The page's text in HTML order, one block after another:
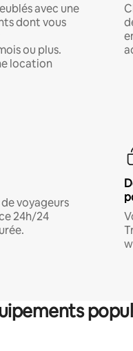
avec une
dont vous
ou plus.
location
voyageurs
24h/24